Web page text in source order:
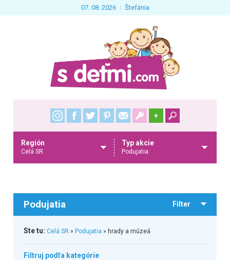
07. 08. 2026 Štefánia
+
Región
Celá SR
Typ akcie
Podujatia
Podujatia Filter
Ste tu: Celá SR» Podujatia » hrady a múzeá
Filtruj podľa kategórie